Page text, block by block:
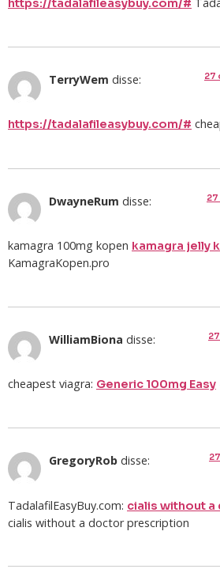
https://tadalafileasybuy.com/#
TerryWem disse: 27
https://tadalafileasybuy.com/#
DwayneRum disse:
kamagra 100mg kopen kamagra jelly
KamagraKopen.pro
WilliamBiona disse:
cheapest viagra: Generic 100mg Easy
GregoryRob disse:
TadalafilEasyBuy.com: cialis without
cialis without a doctor prescription